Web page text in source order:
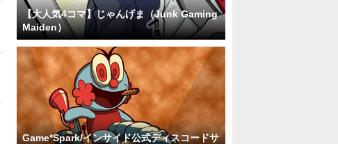
【大人気4コマ】じゃんげま（Junk Gaming
Maiden）
Game*Spark/インサイド公式ディスコードサ